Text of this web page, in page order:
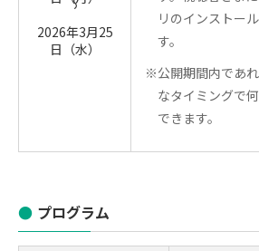
～
2026年3月25
日（水）
リのインストー
す。
※公開期間内であ
なタイミングで
できます。
プログラム